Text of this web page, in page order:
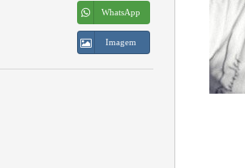
WhatsApp
Imagem